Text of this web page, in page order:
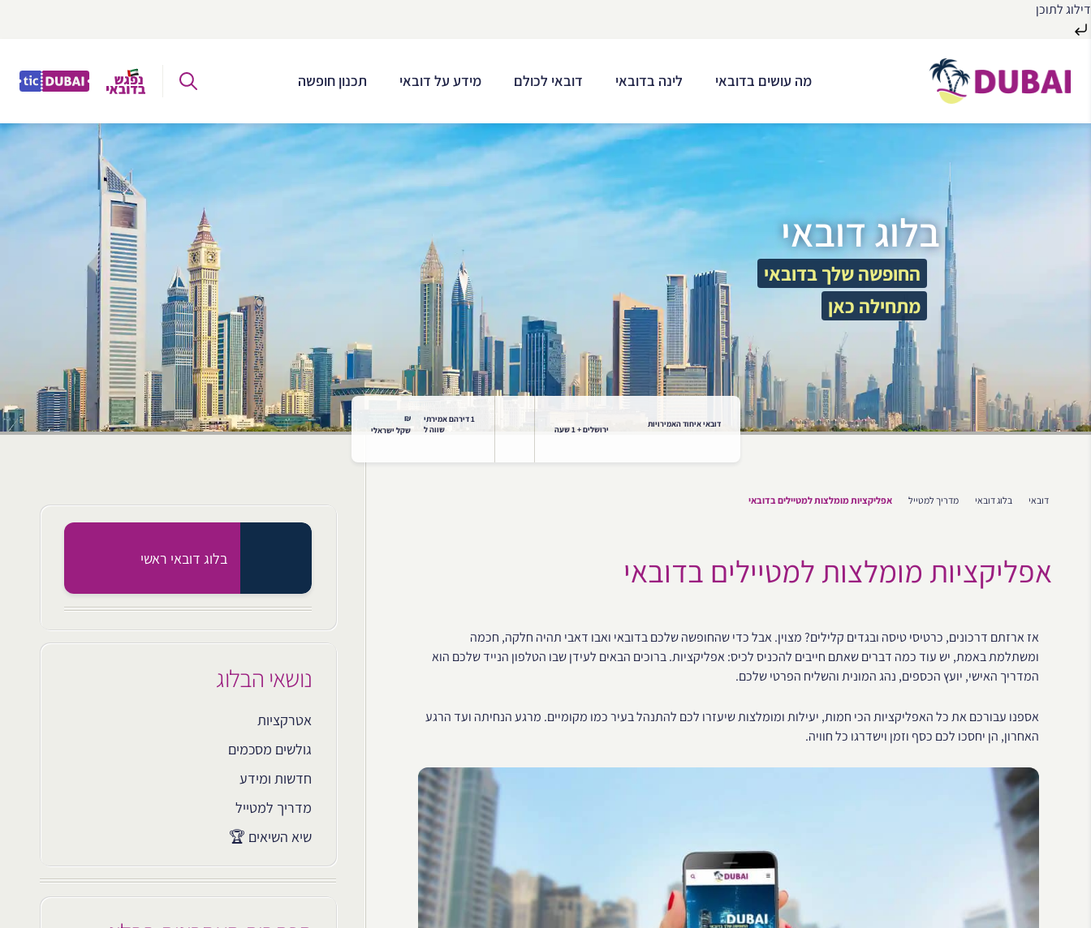
דילוג לתוכן
מה עושים בדובאי לינה בדובאי דובאי לכולם מידע על דובאי תכנון חופשה
בלוג דובאי
החופשה שלך בדובאי
מתחילה כאן
דובאי איחוד האמירויות ירושלים + 1 שעה
1 דירהם אמירתי
שווה ל
₪
שקל ישראלי
דובאי בלוג דובאי מדריך למטייל אפליקציות מומלצות למטיילים בדובאי
אפליקציות מומלצות למטיילים בדובאי
אז ארזתם דרכונים, כרטיסי טיסה ובגדים קלילים? מצוין. אבל כדי שהחופשה שלכם בדובאי ואבו דאבי תהיה חלקה, חכמה
ומשתלמת באמת, יש עוד כמה דברים שאתם חייבים להכניס לכיס: אפליקציות. ברוכים הבאים לעידן שבו הטלפון הנייד שלכם הוא
המדריך האישי, יועץ הכספים, נהג המונית והשליח הפרטי שלכם.
אספנו עבורכם את כל האפליקציות הכי חמות, יעילות ומומלצות שיעזרו לכם להתנהל בעיר כמו מקומיים. מרגע הנחיתה ועד הרגע
האחרון, הן יחסכו לכם כסף וזמן וישדרגו כל חוויה.
בלוג דובאי ראשי
נושאי הבלוג
אטרקציות
גולשים מסכמים
חדשות ומידע
מדריך למטייל
שיא השיאים 🏆